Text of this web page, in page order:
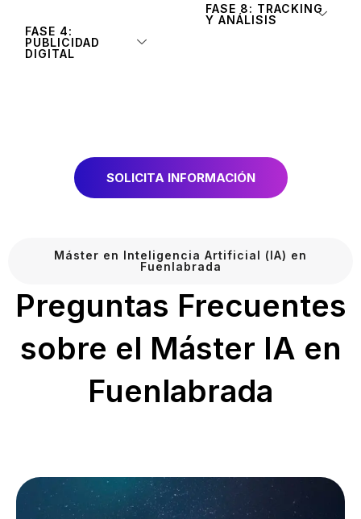
FASE 4:
PUBLICIDAD
DIGITAL
FASE 8: TRACKING
Y ANÁLISIS
SOLICITA INFORMACIÓN
Máster en Inteligencia Artificial (IA) en
Fuenlabrada
Preguntas Frecuentes
sobre el Máster IA en
Fuenlabrada